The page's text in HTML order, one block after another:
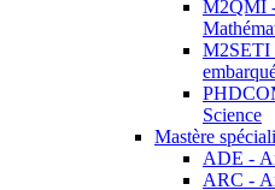
M2QMI
M2SETI
Science
Mastère
ADE -
ARC -